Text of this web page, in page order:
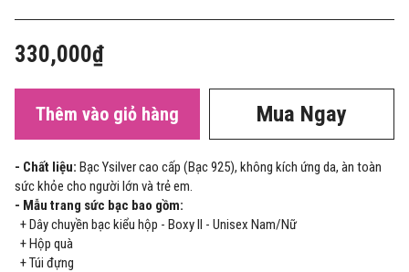
330,000₫
Thêm vào giỏ hàng Mua Ngay
- Chất liệu: Bạc Ysilver cao cấp (Bạc 925), không kích ứng da, àn toàn
sức khỏe cho người lớn và trẻ em.
- Mẫu trang sức bạc bao gồm:
+ Dây chuyền bạc kiểu hộp - Boxy II - Unisex Nam/Nữ
+ Hộp quà
+ Túi đựng